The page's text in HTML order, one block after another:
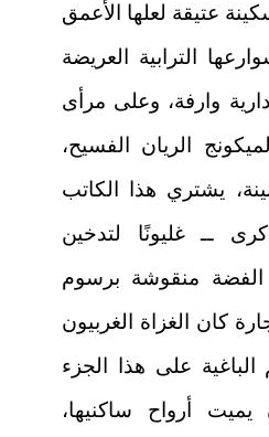
عتيقة لعلها الأعمق
الترابية العريضة
وارفة، وعلى مرأى
الريان الفسيح،
يشتري هذا الكاتب
ــ غليونًا لتدخين
الفضة منقوشة برسوم
كان الغزاة الغربيون
على هذا الجزء
أرواح ساكنيها،